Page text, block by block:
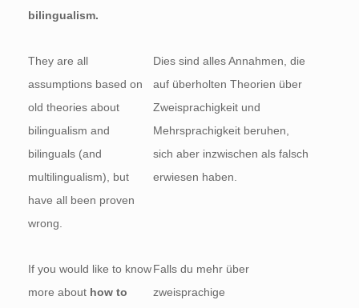
bilingualism.
They are all
assumptions based on
old theories about
bilingualism and
bilinguals (and
multilingualism), but
have all been proven
wrong.
Dies sind alles Annahmen, die
auf überholten Theorien über
Zweisprachigkeit und
Mehrsprachigkeit beruhen,
sich aber inzwischen als falsch
erwiesen haben.
If you would like to know
more about how to
Falls du mehr über
zweisprachige